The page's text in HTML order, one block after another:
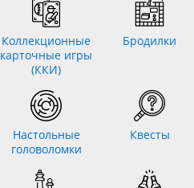
Коллекционные
карточные игры
(ККИ)
Бродилки
Настольные
головоломки
Квесты